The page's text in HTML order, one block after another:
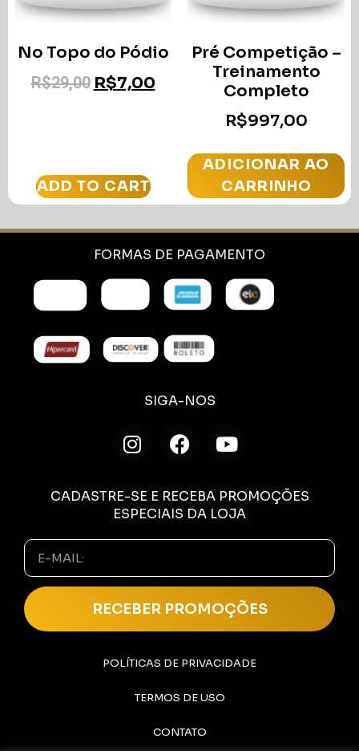
No Topo do Pódio
R$29,00 R$7,00
ADD TO CART
Pré Competição –
Treinamento
Completo
R$997,00
ADICIONAR AO
CARRINHO
FORMAS DE PAGAMENTO
SIGA-NOS
CADASTRE-SE E RECEBA PROMOÇÕES
ESPECIAIS DA LOJA
RECEBER PROMOÇÕES
POLÍTICAS DE PRIVACIDADE
TERMOS DE USO
CONTATO